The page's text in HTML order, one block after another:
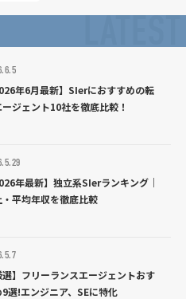
LATEST
年6月最新】SIerにおすすめの転
ジェント10社を徹底比較！
年最新】独立系SIerランキング｜
・平均年収を徹底比較
選】フリーランスエージェントおす
9選!エンジニア、SEに特化